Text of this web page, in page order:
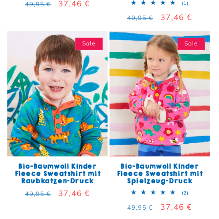
Normaler Preis
49,95 € Verkaufspreis
37,46 € (1)1
Normaler Preis
49,95 € Verkaufspreis
37,46 €
Sale
Bio-Baumwoll Kinder
Fleece Sweatshirt mit
Raubkatzen-Druck
Normaler Preis
49,95 € Verkaufspreis
37,46 €
Sale
Bio-Baumwoll Kinder
Fleece Sweatshirt mit
Spielzeug-Druck
(2)2
Normaler Preis
49,95 € Verkaufspreis
37,46 €